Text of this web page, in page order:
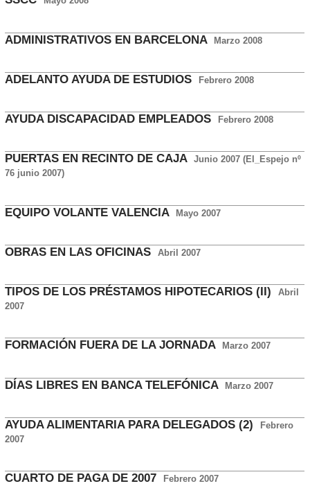
ADMINISTRATIVOS EN BARCELONA Marzo 2008
ADELANTO AYUDA DE ESTUDIOS Febrero 2008
AYUDA DISCAPACIDAD EMPLEADOS Febrero 2008
PUERTAS EN RECINTO DE CAJA Junio 2007 (El_Espejo nº
76 junio 2007)
EQUIPO VOLANTE VALENCIA Mayo 2007
OBRAS EN LAS OFICINAS Abril 2007
TIPOS DE LOS PRÉSTAMOS HIPOTECARIOS (II)
Abril
2007
FORMACIÓN FUERA DE LA JORNADA Marzo 2007
DÍAS LIBRES EN BANCA TELEFÓNICA Marzo 2007
AYUDA ALIMENTARIA PARA DELEGADOS (2)
Febrero
2007
CUARTO DE PAGA DE 2007 Febrero 2007